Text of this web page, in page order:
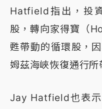
Hatfield指出，投
股，轉向家得寶（
甦帶動的循環股，
姆茲海峽恢復通行所
Jay Hatfield也表